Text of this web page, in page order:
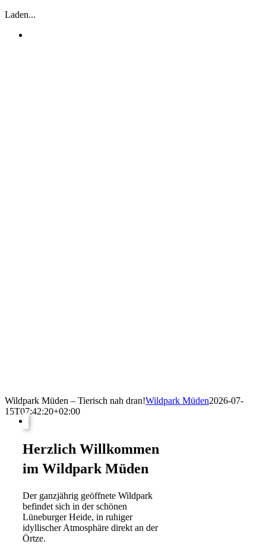
Laden...
Wildpark Müden – Tierisch nah dran!Wildpark Müden2026-07-
15T07:42:20+02:00
Herzlich Willkommen
im Wildpark Müden
Der ganzjährig geöffnete Wildpark
befindet sich in der schönen
Lüneburger Heide, in ruhiger
idyllischer Atmosphäre direkt an der
Örtze.